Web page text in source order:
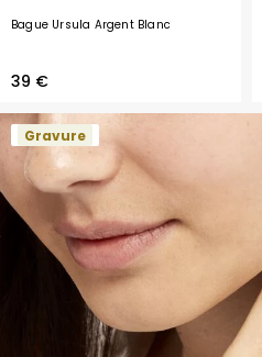
Bague Ursula Argent Blanc
39 €
Gravure